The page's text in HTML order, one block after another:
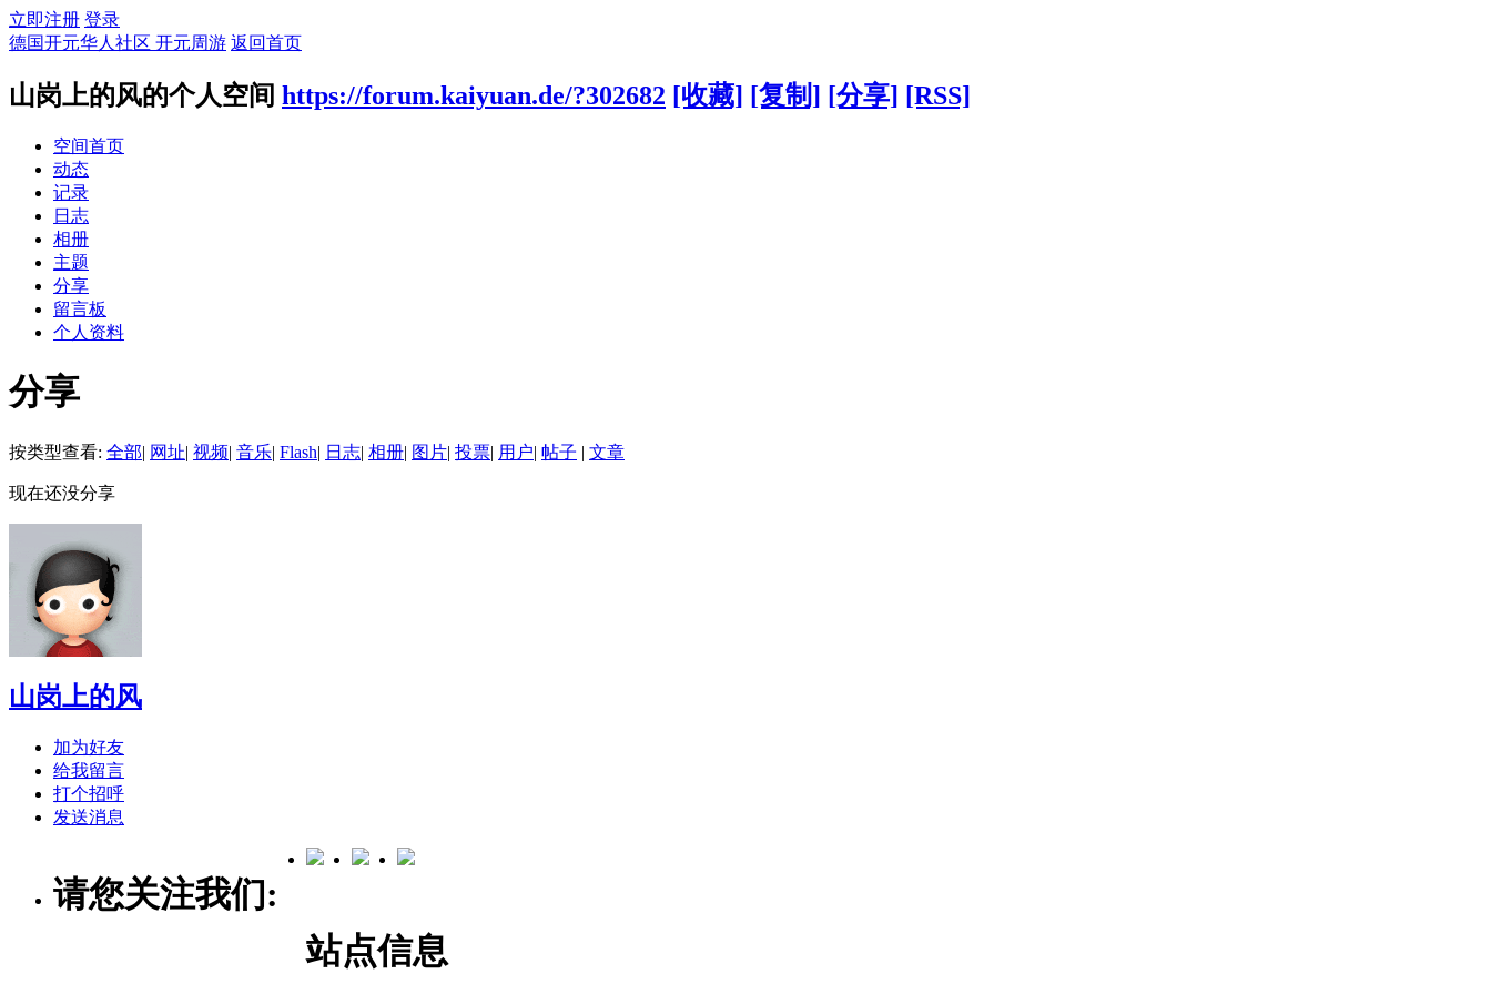
立即注册 登录
德国开元华人社区 开元周游 返回首页
山岗上的风的个人空间 https://forum.kaiyuan.de/?302682 [收藏] [复制] [分享] [RSS]
空间首页
动态
记录
日志
相册
主题
分享
留言板
个人资料
分享
按类型查看: 全部| 网址| 视频| 音乐| Flash| 日志| 相册| 图片| 投票| 用户| 帖子 | 文章
现在还没分享
山岗上的风
加为好友
给我留言
打个招呼
发送消息
请您关注我们:
站点信息